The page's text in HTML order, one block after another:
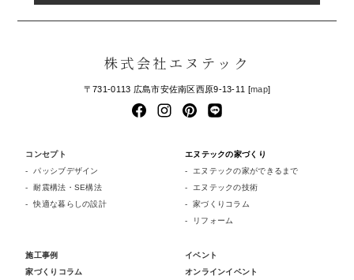
株式会社エヌテック
〒731-0113 広島市安佐南区西原9-13-11 [map]
コンセプト
パッシブデザイン
耐震構法・SE構法
快適な暮らしの設計
エヌテックの家づくり
エヌテックの家ができるまで
エヌテックの技術
家づくりコラム
リフォーム
施工事例
家づくりコラム
イベント
オンラインイベント